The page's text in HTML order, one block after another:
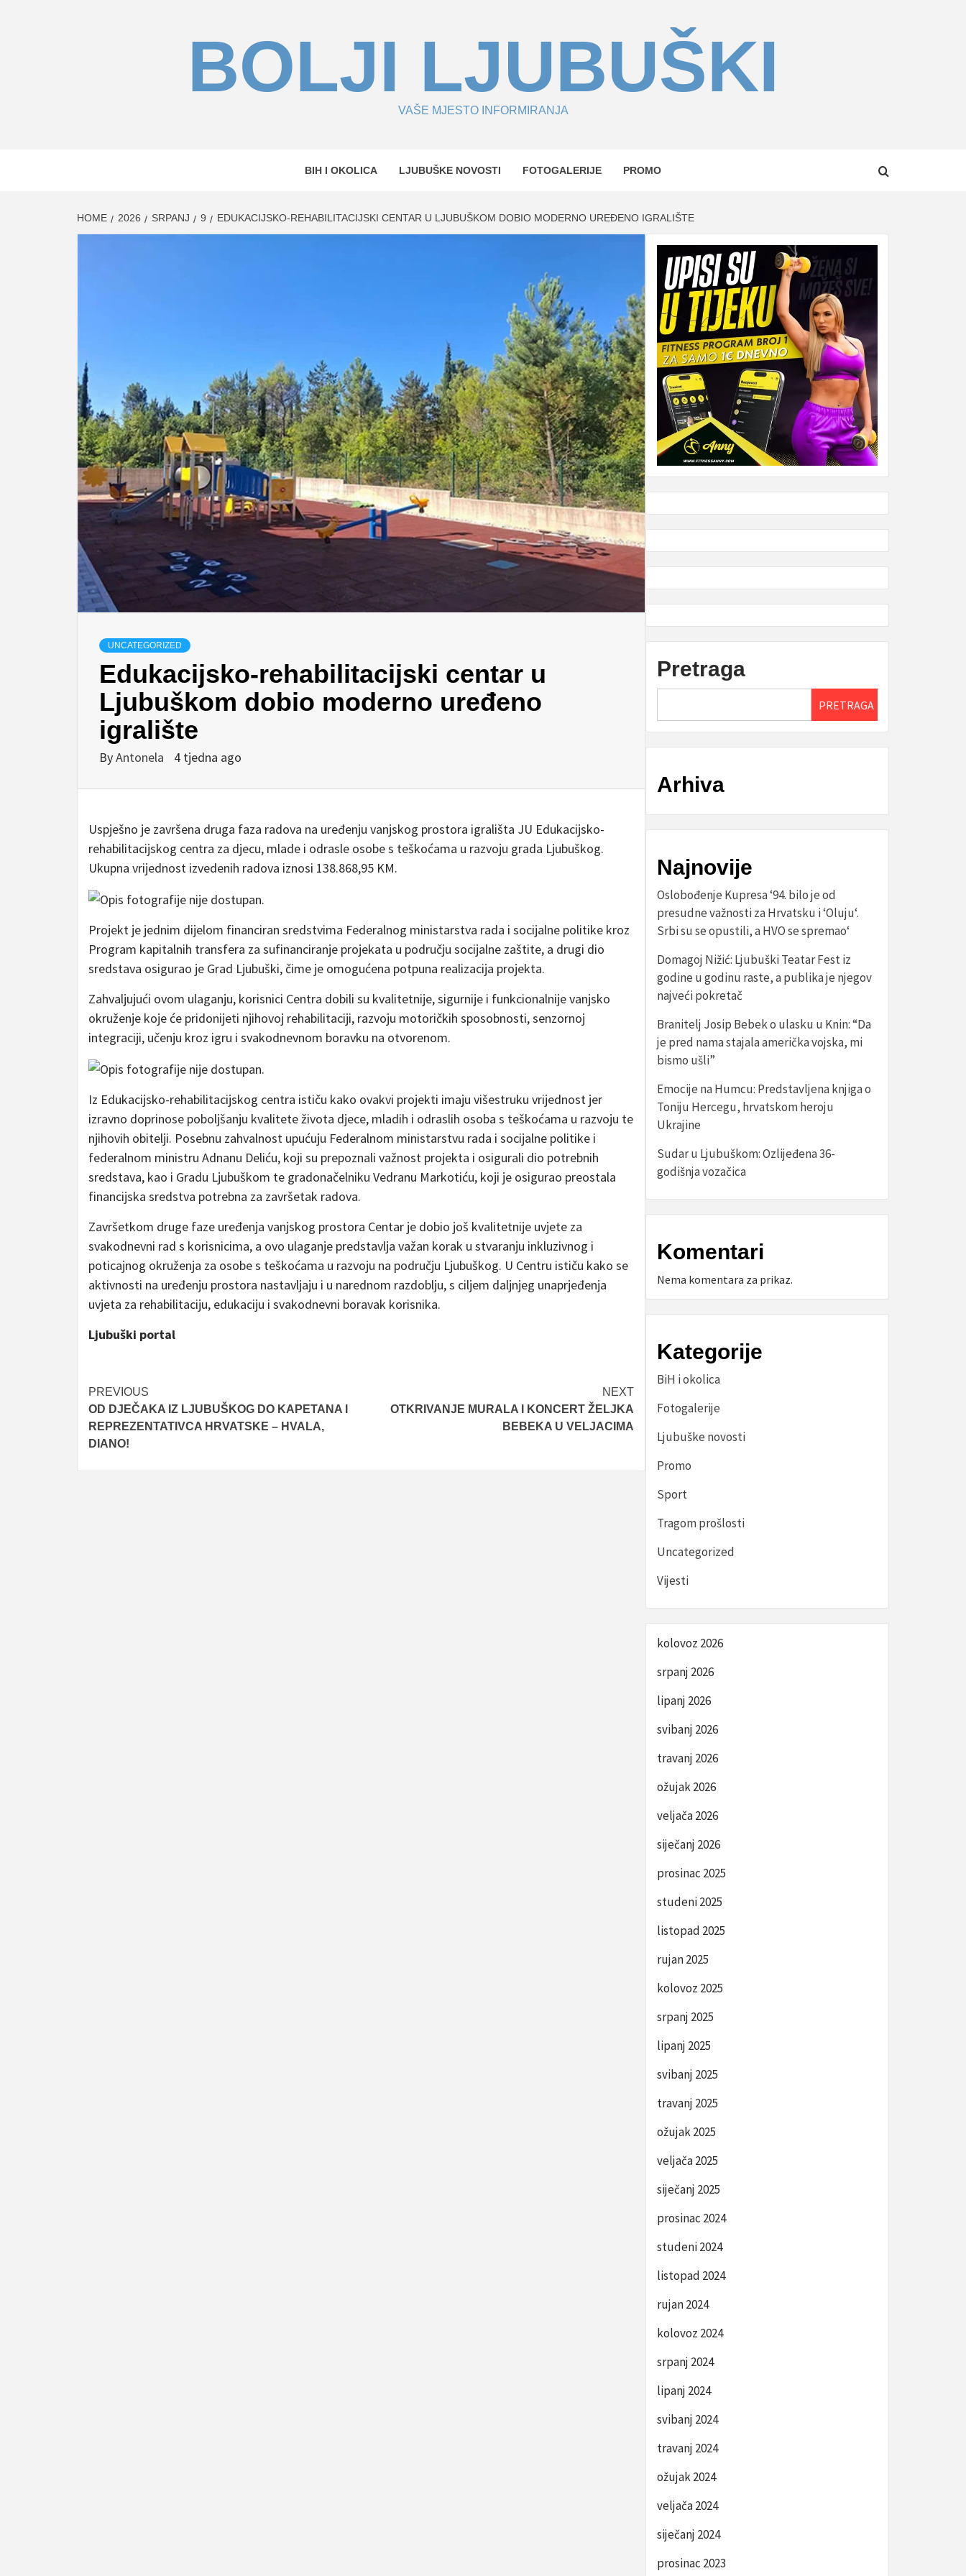
BOLJI LJUBUŠKI
VAŠE MJESTO INFORMIRANJA
BIH I OKOLICA LJUBUŠKE NOVOSTI FOTOGALERIJE PROMO
HOME 2026 SRPANJ 9 EDUKACIJSKO-REHABILITACIJSKI CENTAR U LJUBUŠKOM DOBIO MODERNO UREĐENO IGRALIŠTE
UNCATEGORIZED
Edukacijsko-rehabilitacijski centar u
Ljubuškom dobio moderno uređeno
igralište
ByAntonela 4 tjedna ago
Uspješno je završena druga faza radova na uređenju vanjskog prostora igrališta JU Edukacijsko-
rehabilitacijskog centra za djecu, mlade i odrasle osobe s teškoćama u razvoju grada Ljubuškog.
Ukupna vrijednost izvedenih radova iznosi 138.868,95 KM.
Projekt je jednim dijelom financiran sredstvima Federalnog ministarstva rada i socijalne politike kroz
Program kapitalnih transfera za sufinanciranje projekata u području socijalne zaštite, a drugi dio
sredstava osigurao je Grad Ljubuški, čime je omogućena potpuna realizacija projekta.
Zahvaljujući ovom ulaganju, korisnici Centra dobili su kvalitetnije, sigurnije i funkcionalnije vanjsko
okruženje koje će pridonijeti njihovoj rehabilitaciji, razvoju motoričkih sposobnosti, senzornoj
integraciji, učenju kroz igru i svakodnevnom boravku na otvorenom.
Iz Edukacijsko-rehabilitacijskog centra ističu kako ovakvi projekti imaju višestruku vrijednost jer
izravno doprinose poboljšanju kvalitete života djece, mladih i odraslih osoba s teškoćama u razvoju te
njihovih obitelji. Posebnu zahvalnost upućuju Federalnom ministarstvu rada i socijalne politike i
federalnom ministru Adnanu Deliću, koji su prepoznali važnost projekta i osigurali dio potrebnih
sredstava, kao i Gradu Ljubuškom te gradonačelniku Vedranu Markotiću, koji je osigurao preostala
financijska sredstva potrebna za završetak radova.
Završetkom druge faze uređenja vanjskog prostora Centar je dobio još kvalitetnije uvjete za
svakodnevni rad s korisnicima, a ovo ulaganje predstavlja važan korak u stvaranju inkluzivnog i
poticajnog okruženja za osobe s teškoćama u razvoju na području Ljubuškog. U Centru ističu kako se
aktivnosti na uređenju prostora nastavljaju i u narednom razdoblju, s ciljem daljnjeg unaprjeđenja
uvjeta za rehabilitaciju, edukaciju i svakodnevni boravak korisnika.
Ljubuški portal
Post
navigation
PREVIOUS
OD DJEČAKA IZ LJUBUŠKOG DO KAPETANA I
REPREZENTATIVCA HRVATSKE – HVALA,
DIANO!
NEXT
OTKRIVANJE MURALA I KONCERT ŽELJKA
BEBEKA U VELJACIMA
Pretraga
PRETRAGA
Arhiva
Najnovije
Oslobođenje Kupresa ‘94. bilo je od
presudne važnosti za Hrvatsku i ‘Oluju‘.
Srbi su se opustili, a HVO se spremao‘
Domagoj Nižić: Ljubuški Teatar Fest iz
godine u godinu raste, a publika je njegov
najveći pokretač
Branitelj Josip Bebek o ulasku u Knin: “Da
je pred nama stajala američka vojska, mi
bismo ušli”
Emocije na Humcu: Predstavljena knjiga o
Toniju Hercegu, hrvatskom heroju
Ukrajine
Sudar u Ljubuškom: Ozlijeđena 36-
godišnja vozačica
Komentari
Nema komentara za prikaz.
Kategorije
BiH i okolica
Fotogalerije
Ljubuške novosti
Promo
Sport
Tragom prošlosti
Uncategorized
Vijesti
kolovoz 2026
srpanj 2026
lipanj 2026
svibanj 2026
travanj 2026
ožujak 2026
veljača 2026
siječanj 2026
prosinac 2025
studeni 2025
listopad 2025
rujan 2025
kolovoz 2025
srpanj 2025
lipanj 2025
svibanj 2025
travanj 2025
ožujak 2025
veljača 2025
siječanj 2025
prosinac 2024
studeni 2024
listopad 2024
rujan 2024
kolovoz 2024
srpanj 2024
lipanj 2024
svibanj 2024
travanj 2024
ožujak 2024
veljača 2024
siječanj 2024
prosinac 2023